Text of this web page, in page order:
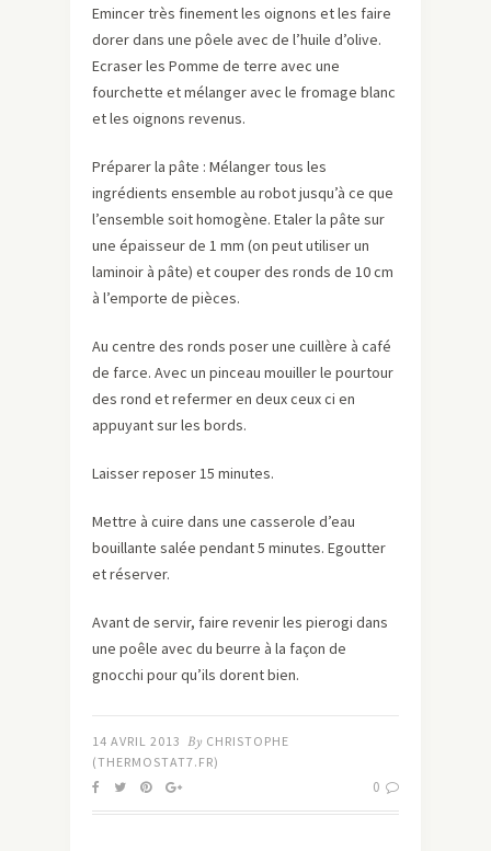
Emincer très finement les oignons et les faire
dorer dans une pôele avec de l’huile d’olive.
Ecraser les Pomme de terre avec une
fourchette et mélanger avec le fromage blanc
et les oignons revenus.
Préparer la pâte : Mélanger tous les
ingrédients ensemble au robot jusqu’à ce que
l’ensemble soit homogène. Etaler la pâte sur
une épaisseur de 1 mm (on peut utiliser un
laminoir à pâte) et couper des ronds de 10 cm
à l’emporte de pièces.
Au centre des ronds poser une cuillère à café
de farce. Avec un pinceau mouiller le pourtour
des rond et refermer en deux ceux ci en
appuyant sur les bords.
Laisser reposer 15 minutes.
Mettre à cuire dans une casserole d’eau
bouillante salée pendant 5 minutes. Egoutter
et réserver.
Avant de servir, faire revenir les pierogi dans
une poêle avec du beurre à la façon de
gnocchi pour qu’ils dorent bien.
14 AVRIL 2013 By CHRISTOPHE
(THERMOSTAT7.FR)
0